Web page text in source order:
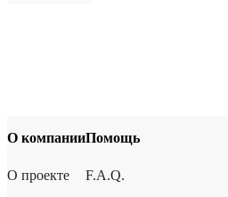
О компании
О проекте
Помощь
F.A.Q.